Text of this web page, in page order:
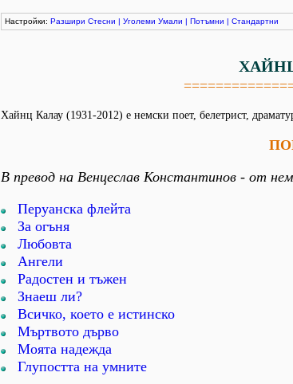
Настройки: Разшири Стесни | Уголеми Умали | Потъмни | Стандартни
Хайнц Калау (1931-2012) е немски поет, белетрист,
В превод на Венцеслав Константинов - от
Перуанска флейта
За огъня
Любовта
Ангели
Радостен и тъжен
Знаеш ли?
Всичко, което е истинско
Мъртвото дърво
Моята надежда
Глупостта на умните